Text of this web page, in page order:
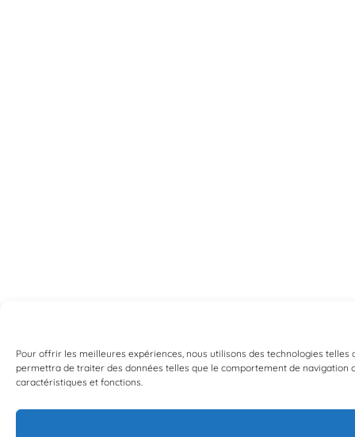
Pour offrir les meilleures expériences, nous utilisons des technologies
permettra de traiter des données telles que le comportement de
caractéristiques et fonctions.